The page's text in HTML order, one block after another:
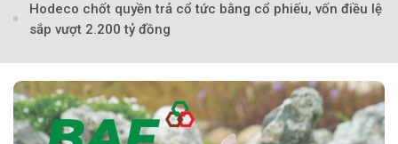
Hodeco chốt quyền trả cổ tức bằng cổ phiếu, vốn điều lệ
sắp vượt 2.200 tỷ đồng